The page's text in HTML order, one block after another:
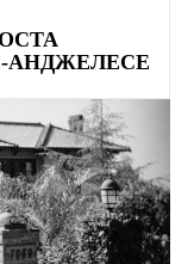
АНДЖЕЛЕСЕ